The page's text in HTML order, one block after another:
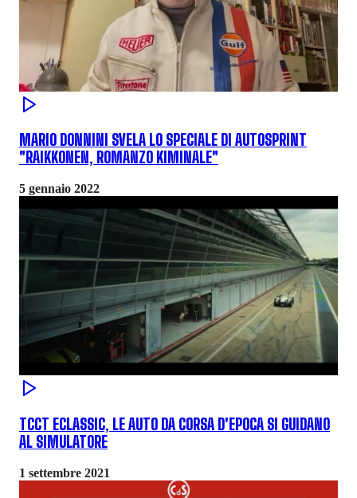
MARIO DONNINI SVELA LO SPECIALE DI AUTOSPRINT
"RAIKKONEN, ROMANZO KIMINALE"
5 gennaio 2022
TCCT ECLASSIC, LE AUTO DA CORSA D'EPOCA SI GUIDANO
AL SIMULATORE
1 settembre 2021